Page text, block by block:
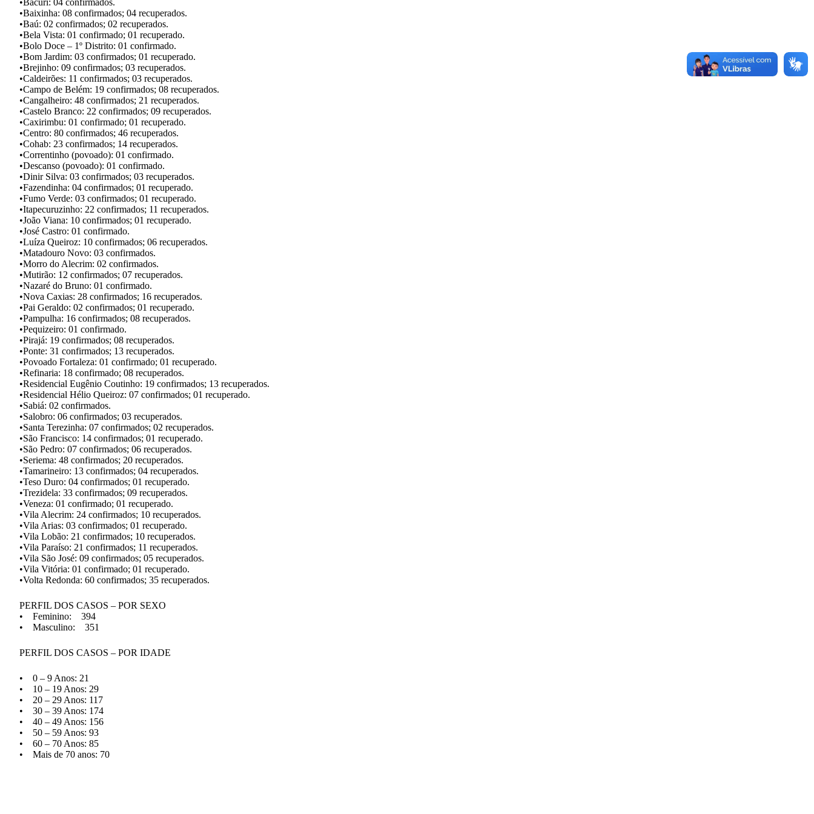
•Baixinha: 08 confirmados; 04 recuperados.
•Baú: 02 confirmados; 02 recuperados.
•Bela Vista: 01 confirmado; 01 recuperado.
•Bolo Doce – 1º Distrito: 01 confirmado.
•Bom Jardim: 03 confirmados; 01 recuperado.
•Brejinho: 09 confirmados; 03 recuperados.
•Caldeirões: 11 confirmados; 03 recuperados.
•Campo de Belém: 19 confirmados; 08 recuperados.
•Cangalheiro: 48 confirmados; 21 recuperados.
•Castelo Branco: 22 confirmados; 09 recuperados.
•Caxirimbu: 01 confirmado; 01 recuperado.
•Centro: 80 confirmados; 46 recuperados.
•Cohab: 23 confirmados; 14 recuperados.
•Correntinho (povoado): 01 confirmado.
•Descanso (povoado): 01 confirmado.
•Dinir Silva: 03 confirmados; 03 recuperados.
•Fazendinha: 04 confirmados; 01 recuperado.
•Fumo Verde: 03 confirmados; 01 recuperado.
•Itapecuruzinho: 22 confirmados; 11 recuperados.
•João Viana: 10 confirmados; 01 recuperado.
•José Castro: 01 confirmado.
•Luíza Queiroz: 10 confirmados; 06 recuperados.
•Matadouro Novo: 03 confirmados.
•Morro do Alecrim: 02 confirmados.
•Mutirão: 12 confirmados; 07 recuperados.
•Nazaré do Bruno: 01 confirmado.
•Nova Caxias: 28 confirmados; 16 recuperados.
•Pai Geraldo: 02 confirmados; 01 recuperado.
•Pampulha: 16 confirmados; 08 recuperados.
•Pequizeiro: 01 confirmado.
•Pirajá: 19 confirmados; 08 recuperados.
•Ponte: 31 confirmados; 13 recuperados.
•Povoado Fortaleza: 01 confirmado; 01 recuperado.
•Refinaria: 18 confirmado; 08 recuperados.
•Residencial Eugênio Coutinho: 19 confirmados; 13 recuperados.
•Residencial Hélio Queiroz: 07 confirmados; 01 recuperado.
•Sabiá: 02 confirmados.
•Salobro: 06 confirmados; 03 recuperados.
•Santa Terezinha: 07 confirmados; 02 recuperados.
•São Francisco: 14 confirmados; 01 recuperado.
•São Pedro: 07 confirmados; 06 recuperados.
•Seriema: 48 confirmados; 20 recuperados.
•Tamarineiro: 13 confirmados; 04 recuperados.
•Teso Duro: 04 confirmados; 01 recuperado.
•Trezidela: 33 confirmados; 09 recuperados.
•Veneza: 01 confirmado; 01 recuperado.
•Vila Alecrim: 24 confirmados; 10 recuperados.
•Vila Arias: 03 confirmados; 01 recuperado.
•Vila Lobão: 21 confirmados; 10 recuperados.
•Vila Paraíso: 21 confirmados; 11 recuperados.
•Vila São José: 09 confirmados; 05 recuperados.
•Vila Vitória: 01 confirmado; 01 recuperado.
•Volta Redonda: 60 confirmados; 35 recuperados.
PERFIL DOS CASOS – POR SEXO
• Feminino: 394
• Masculino: 351
PERFIL DOS CASOS – POR IDADE
• 0 – 9 Anos: 21
• 10 – 19 Anos: 29
• 20 – 29 Anos: 117
• 30 – 39 Anos: 174
• 40 – 49 Anos: 156
• 50 – 59 Anos: 93
• 60 – 70 Anos: 85
• Mais de 70 anos: 70